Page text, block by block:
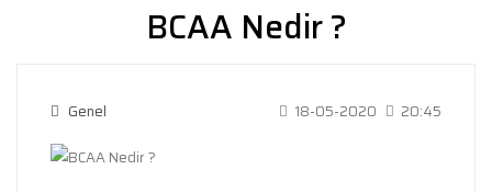
BCAA Nedir ?
Genel 18-05-2020 20:45